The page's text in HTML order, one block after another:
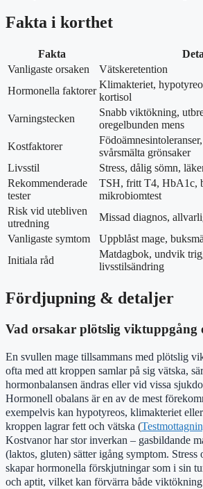
Fakta i korthet
Fakta
Vanligaste orsaken
Vätskeretention
Hormonella faktorer
Klimakteriet,
kortisol
Varningstecken
Snabb viktökning,
oregelbunden mens
Kostfaktorer
svårsmälta grönsaker
Livsstil
Stress, dålig sömn,
Rekommenderade
tester
TSH, fritt T4, HbA1c,
mikrobiomtest
Risk vid utebliven
utredning
Missad diagnos,
Vanligaste symtom
Uppblåst mage,
Initiala råd
Matdagbok, undvik
livsstilsändring
Fördjupning & detaljer
Vad orsakar plötslig viktuppgång
En svullen mage tillsammans med plötslig
ofta med att kroppen samlar på sig vätska,
hormonbalansen ändras eller vid vissa
Hormonell obalans är en av de mest
exempelvis kan hypotyreos, klimakteriet
kroppen lagrar fett och vätska (
Kostvanor har stor inverkan – gasbildande
(laktos, gluten) sätter igång symptom.
skapar hormonella förskjutningar som i sin
och aptit, vilket kan förvärra både